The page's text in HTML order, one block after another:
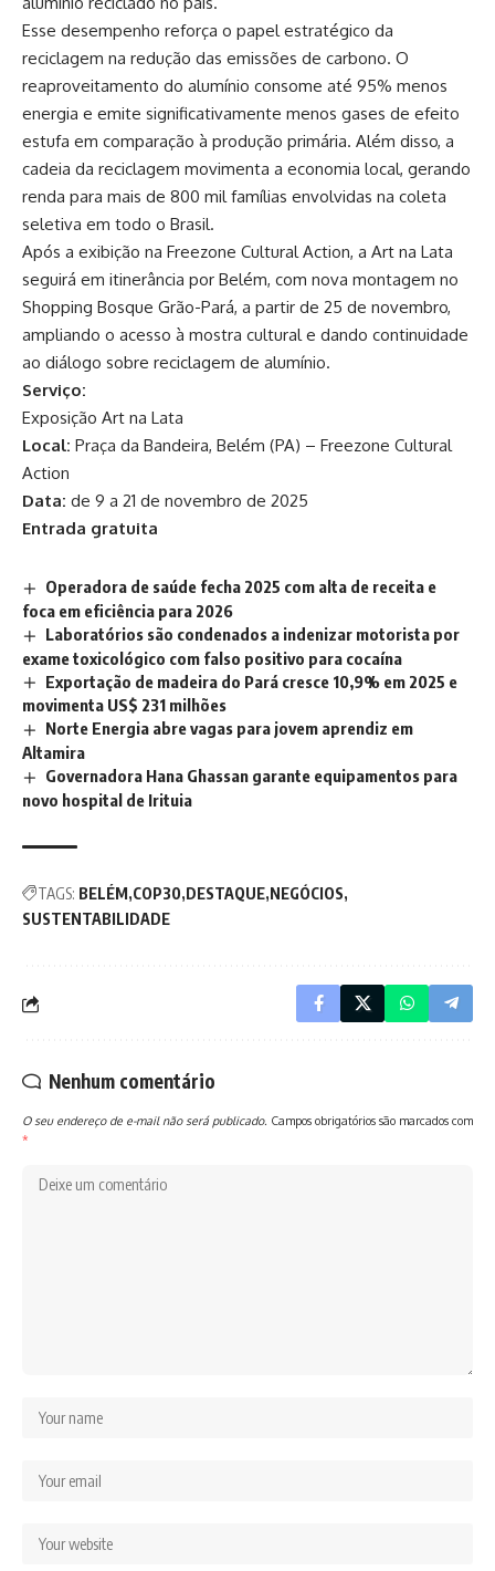
Esse desempenho reforça o papel estratégico da
reciclagem na redução das emissões de carbono. O
reaproveitamento do alumínio consome até 95% menos
energia e emite significativamente menos gases de efeito
estufa em comparação à produção primária. Além disso, a
cadeia da reciclagem movimenta a economia local, gerando
renda para mais de 800 mil famílias envolvidas na coleta
seletiva em todo o Brasil.
Após a exibição na Freezone Cultural Action, a Art na Lata
seguirá em itinerância por Belém, com nova montagem no
Shopping Bosque Grão-Pará, a partir de 25 de novembro,
ampliando o acesso à mostra cultural e dando continuidade
ao diálogo sobre reciclagem de alumínio.
Serviço:
Exposição Art na Lata
Local: Praça da Bandeira, Belém (PA) – Freezone Cultural
Action
Data: de 9 a 21 de novembro de 2025
Entrada gratuita
Operadora de saúde fecha 2025 com alta de receita e
foca em eficiência para 2026
Laboratórios são condenados a indenizar motorista por
exame toxicológico com falso positivo para cocaína
Exportação de madeira do Pará cresce 10,9% em 2025 e
movimenta US$ 231 milhões
Norte Energia abre vagas para jovem aprendiz em
Altamira
Governadora Hana Ghassan garante equipamentos para
novo hospital de Irituia
TAGS: BELÉM COP30 DESTAQUE NEGÓCIOS
SUSTENTABILIDADE
Nenhum comentário
O seu endereço de e-mail não será publicado. Campos obrigatórios são marcados com
*